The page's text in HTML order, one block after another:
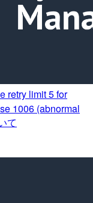
retry limit 5 for
1006 (abnormal
て